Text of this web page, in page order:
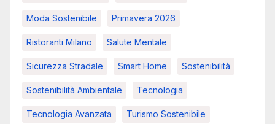
Moda Sostenibile Primavera 2026
Ristoranti Milano Salute Mentale
Sicurezza Stradale Smart Home Sostenibilità
Sostenibilità Ambientale Tecnologia
Tecnologia Avanzata Turismo Sostenibile